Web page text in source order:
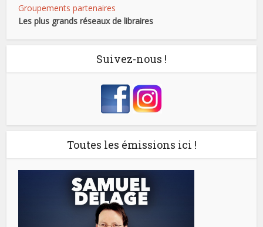
Groupements partenaires
Les plus grands réseaux de libraires
Suivez-nous !
Toutes les émissions ici !